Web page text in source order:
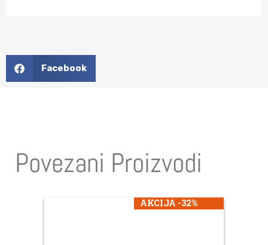
Facebook
Povezani Proizvodi
AKCIJA -32%